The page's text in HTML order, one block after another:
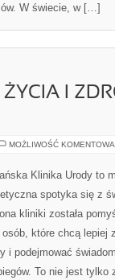
W świecie, w […]
I
MOŻLIWOŚĆ
Klinika Urody to
spotyka się z
kliniki została
osób, które chcą lepiej
i podejmować
To nie jest tylko